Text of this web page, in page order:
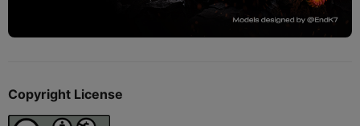
Copyright License